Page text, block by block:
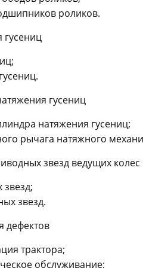
роликов.
гусениц
натяжения гусениц;
рычага натяжного
звезд ведущих колес
звезд.
дефектов
трактора;
обслуживание;